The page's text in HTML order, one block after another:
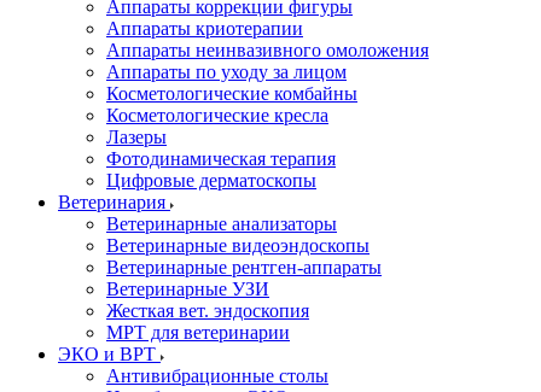
Аппараты коррекции фигуры
Аппараты криотерапии
Аппараты неинвазивного омоложения
Аппараты по уходу за лицом
Косметологические комбайны
Косметологические кресла
Лазеры
Фотодинамическая терапия
Цифровые дерматоскопы
Ветеринария
Ветеринарные анализаторы
Ветеринарные видеоэндоскопы
Ветеринарные рентген-аппараты
Ветеринарные УЗИ
Жесткая вет. эндоскопия
МРТ для ветеринарии
ЭКО и ВРТ
Антивибрационные столы